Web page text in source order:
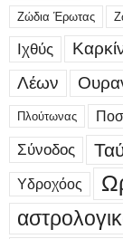
Ζώδια Έρωτας
Ιχθύς
Λέων
Πλούτωνας
Σύνοδος
Υδροχόος